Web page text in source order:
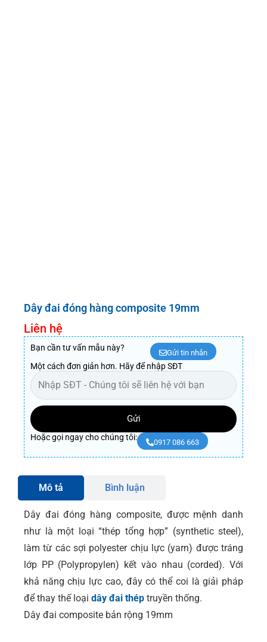
Dây đai đóng hàng composite 19mm
Liên hệ
Bạn cần tư vấn mẫu này?
Gửi tin nhắn
Một cách đơn giản hơn. Hãy để nhập SĐT
Gửi
Hoặc gọi ngay cho chúng tôi:
0917 086 663
Mô tả Bình luận
Dây đai đóng hàng composite, được mệnh danh
như là một loại “thép tổng hợp” (synthetic steel),
làm từ các sợi polyester chịu lực (yarn) được tráng
lớp PP (Polypropylen) kết vào nhau (corded). Với
khả năng chịu lực cao, đây có thể coi là giải pháp
để thay thế loại dây đai thép truyền thống.
Dây đai composite bản rộng 19mm